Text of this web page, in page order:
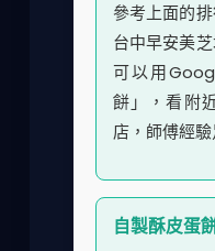
參考上面的
台中早安美
可以用
餅」，看附
店，師傅經
自製酥皮蛋